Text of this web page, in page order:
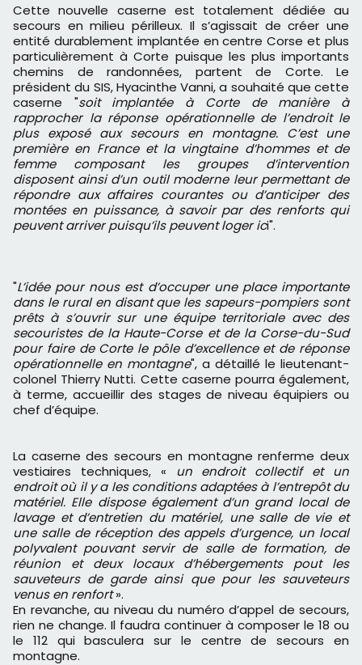
Cette nouvelle caserne est totalement dédiée au
secours en milieu périlleux. Il s’agissait de créer une
entité durablement implantée en centre Corse et plus
particulièrement à Corte puisque les plus importants
chemins de randonnées, partent de Corte. Le
président du SIS, Hyacinthe Vanni, a souhaité que cette
caserne "soit implantée à Corte de manière à
rapprocher la réponse opérationnelle de l’endroit le
plus exposé aux secours en montagne. C’est une
première en France et la vingtaine d’hommes et de
femme composant les groupes d’intervention
disposent ainsi d’un outil moderne leur permettant de
répondre aux affaires courantes ou d’anticiper des
montées en puissance, à savoir par des renforts qui
peuvent arriver puisqu’ils peuvent loger ici".
"L’idée pour nous est d’occuper une place importante
dans le rural en disant que les sapeurs-pompiers sont
prêts à s’ouvrir sur une équipe territoriale avec des
secouristes de la Haute-Corse et de la Corse-du-Sud
pour faire de Corte le pôle d’excellence et de réponse
opérationnelle en montagne", a détaillé le lieutenant-
colonel Thierry Nutti. Cette caserne pourra également,
à terme, accueillir des stages de niveau équipiers ou
chef d’équipe.
La caserne des secours en montagne renferme deux
vestiaires techniques, « un endroit collectif et un
endroit où il y a les conditions adaptées à l’entrepôt du
matériel. Elle dispose également d’un grand local de
lavage et d’entretien du matériel, une salle de vie et
une salle de réception des appels d’urgence, un local
polyvalent pouvant servir de salle de formation, de
réunion et deux locaux d’hébergements pout les
sauveteurs de garde ainsi que pour les sauveteurs
venus en renfort».
En revanche, au niveau du numéro d’appel de secours,
rien ne change. Il faudra continuer à composer le 18 ou
le 112 qui basculera sur le centre de secours en
montagne.